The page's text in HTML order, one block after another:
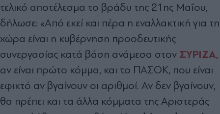
τελικό αποτέλεσμα το βράδυ της 21ης Μαΐου,
δήλωσε: «Από εκεί και πέρα η εναλλακτική για τη
χώρα είναι η κυβέρνηση προοδευτικής
συνεργασίας κατά βάση ανάμεσα στον ΣΥΡΙΖΑ,
αν είναι πρώτο κόμμα, και το ΠΑΣΟΚ, που είναι
εφικτό αν βγαίνουν οι αριθμοί. Αν δεν βγαίνουν,
θα πρέπει και τα άλλα κόμματα της Αριστεράς